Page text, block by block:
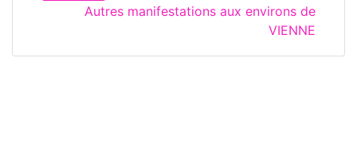
Autres manifestations aux environs de
VIENNE